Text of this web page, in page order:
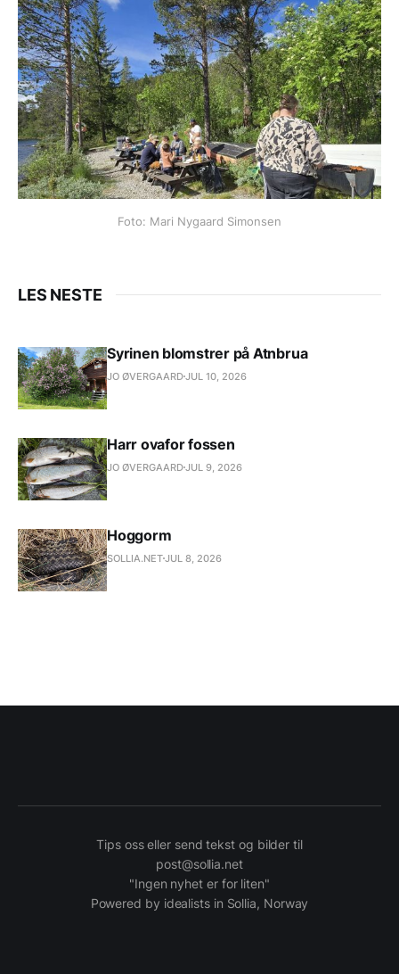
Foto: Mari Nygaard Simonsen
LES NESTE
Syrinen blomstrer på Atnbrua
JO ØVERGAARDJUL 10, 2026
Harr ovafor fossen
JO ØVERGAARDJUL 9, 2026
Hoggorm
SOLLIA.NETJUL 8, 2026
Tips oss eller send tekst og bilder til
post@sollia.net
"Ingen nyhet er for liten"
Powered by idealists in Sollia, Norway